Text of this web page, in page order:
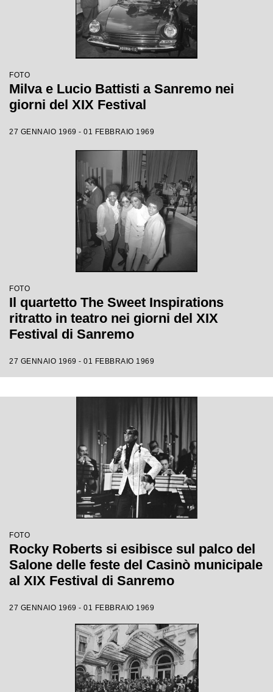
FOTO
Milva e Lucio Battisti a Sanremo nei
giorni del XIX Festival
27 GENNAIO 1969 - 01 FEBBRAIO 1969
FOTO
Il quartetto The Sweet Inspirations
ritratto in teatro nei giorni del XIX
Festival di Sanremo
27 GENNAIO 1969 - 01 FEBBRAIO 1969
FOTO
Rocky Roberts si esibisce sul palco del
Salone delle feste del Casinò municipale
al XIX Festival di Sanremo
27 GENNAIO 1969 - 01 FEBBRAIO 1969